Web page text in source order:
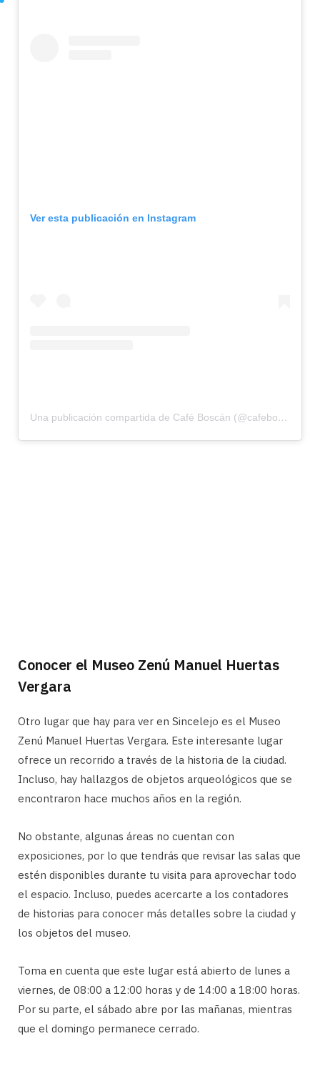
Ver esta publicación en Instagram
Una publicación compartida de Café Boscán (@cafeboscan)
Conocer el Museo Zenú Manuel Huertas
Vergara
Otro lugar que hay para ver en Sincelejo es el Museo
Zenú Manuel Huertas Vergara. Este interesante lugar
ofrece un recorrido a través de la historia de la ciudad.
Incluso, hay hallazgos de objetos arqueológicos que se
encontraron hace muchos años en la región.
No obstante, algunas áreas no cuentan con
exposiciones, por lo que tendrás que revisar las salas que
estén disponibles durante tu visita para aprovechar todo
el espacio. Incluso, puedes acercarte a los contadores
de historias para conocer más detalles sobre la ciudad y
los objetos del museo.
Toma en cuenta que este lugar está abierto de lunes a
viernes, de 08:00 a 12:00 horas y de 14:00 a 18:00 horas.
Por su parte, el sábado abre por las mañanas, mientras
que el domingo permanece cerrado.